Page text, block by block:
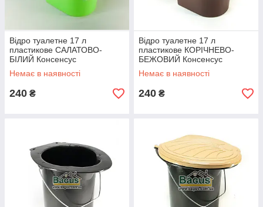
Відро туалетне 17 л
пластикове САЛАТОВО-
БІЛИЙ Консенсус
Немає в наявності
240 ₴
Відро туалетне 17 л
пластикове КОРІЧНЕВО-
БЕЖОВИЙ Консенсус
Немає в наявності
240 ₴